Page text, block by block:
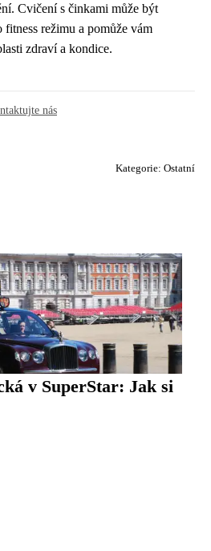
Cvičení s činkami může být
režimu a pomůže vám
zdraví a kondice.
nás
Kategorie: Ostatní
v SuperStar: Jak si